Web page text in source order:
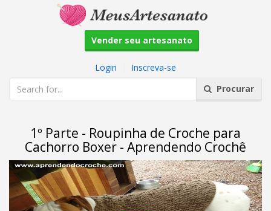
Vender seu artesanato
Login
Inscreva-se
Procurar
1º Parte - Roupinha de Croche para
Cachorro Boxer - Aprendendo Crochê